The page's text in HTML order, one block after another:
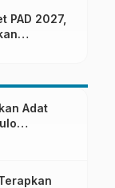
PAD 2027,
Adat